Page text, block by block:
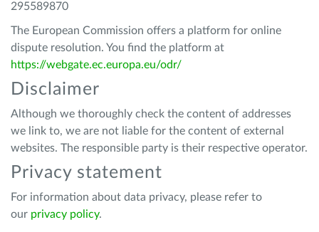
295589870
The European Commission offers a platform for online
dispute resolution. You find the platform at
https://webgate.ec.europa.eu/odr/
Disclaimer
Although we thoroughly check the content of addresses
we link to, we are not liable for the content of external
websites. The responsible party is their respective operator.
Privacy statement
For information about data privacy, please refer to
our privacy policy.